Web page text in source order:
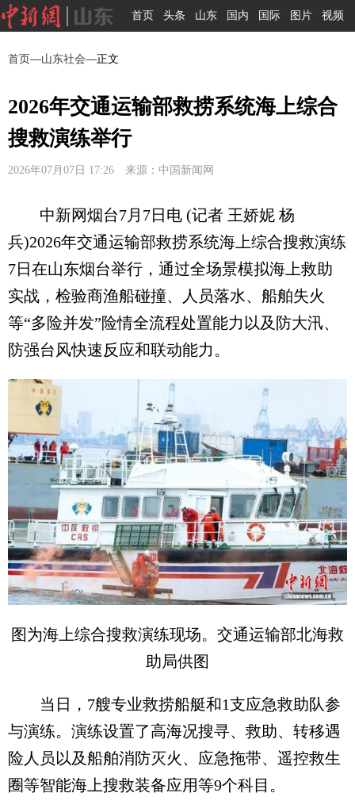
首页 头条 山东 国内 国际 图片 视频
首页—山东社会—正文
2026年交通运输部救捞系统海上综合
搜救演练举行
2026年07月07日 17:26 来源：中国新闻网
中新网烟台7月7日电 (记者 王娇妮 杨
兵)2026年交通运输部救捞系统海上综合搜救演练
7日在山东烟台举行，通过全场景模拟海上救助
实战，检验商渔船碰撞、人员落水、船舶失火
等“多险并发”险情全流程处置能力以及防大汛、
防强台风快速反应和联动能力。
图为海上综合搜救演练现场。交通运输部北海救
助局供图
当日，7艘专业救捞船艇和1支应急救助队参
与演练。演练设置了高海况搜寻、救助、转移遇
险人员以及船舶消防灭火、应急拖带、遥控救生
圈等智能海上搜救装备应用等9个科目。